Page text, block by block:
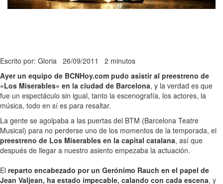
Escrito por: Gloria 26/09/2011 2 minutos
Ayer un equipo de BCNHoy.com pudo asistir al preestreno de
«Los Miserables» en la ciudad de Barcelona, y la verdad es que
fue un espectáculo sin igual, tanto la escenografía, los actores, la
música, todo en sí es para resaltar.
La gente se agolpaba a las puertas del BTM (Barcelona Teatre
Musical) para no perderse uno de los momentos de la temporada, el
preestreno de Los Miserables en la capital catalana, así que
después de llegar a nuestro asiento empezaba la actuación.
El reparto encabezado por un Gerónimo Rauch en el papel de
Jean Valjean, ha estado impecable, calando con cada escena, y